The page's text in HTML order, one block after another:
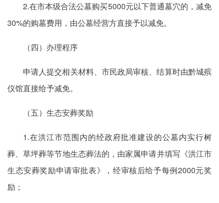
2.在市本级合法公墓购买5000元以下普通墓穴的，减免
30%的购墓费用，由公墓经营方直接予以减免。
（四）办理程序
申请人提交相关材料、市民政局审核、结算时由黔城殡
仪馆直接给予减免。
（五）生态安葬奖励
1.在洪江市范围内的经政府批准建设的公墓内实行树
葬、草坪葬等节地生态葬法的，由家属申请并填写《洪江市
生态安葬奖励申请审批表》，经审核后给予每例2000元奖
励；